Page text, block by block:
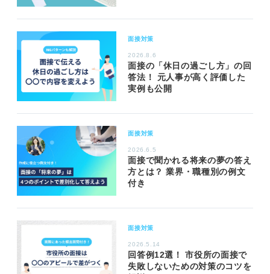
面接対策
2026.8.6
面接の「休日の過ごし方」の回
答法！ 元人事が高く評価した
実例も公開
面接対策
2026.6.5
面接で聞かれる将来の夢の答え
方とは？ 業界・職種別の例文
付き
面接対策
2026.5.14
回答例12選！ 市役所の面接で
失敗しないための対策のコツを